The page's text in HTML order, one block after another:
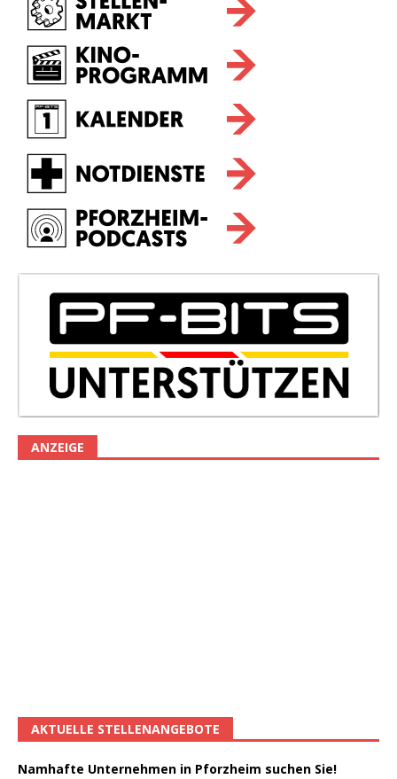
ANZEIGE
AKTUELLE STELLENANGEBOTE
Namhafte Unternehmen in Pforzheim suchen Sie!